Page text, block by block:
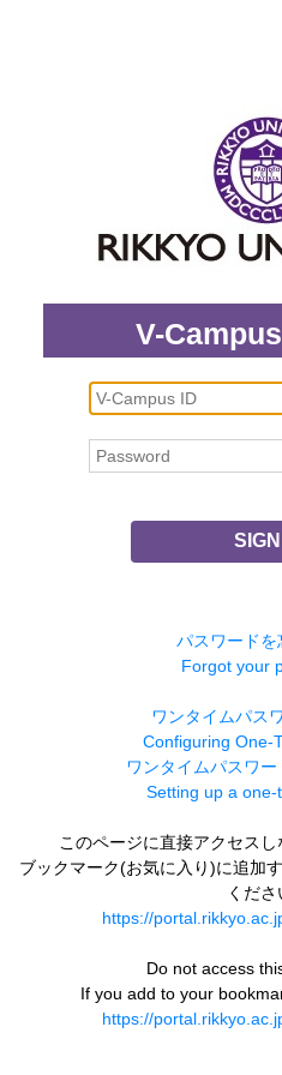
V-
SIGN
パスワードを
Forgot your
ワンタイムパス
Configuring One-
ワンタイムパスワ
Setting up a one-
このページに直接アクセスし
ブックマーク(お気に入り)に追加
くださ
https://
Do not access
If you add to your
https://